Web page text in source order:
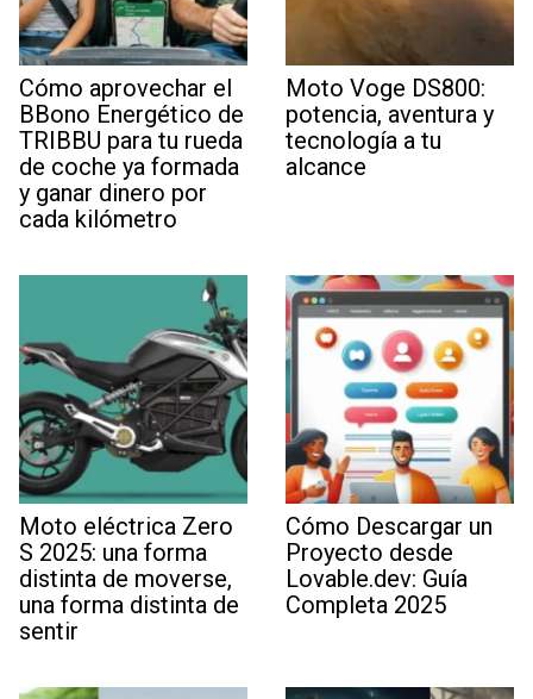
Cómo aprovechar el
BBono Energético de
TRIBBU para tu rueda
de coche ya formada
y ganar dinero por
cada kilómetro
Moto Voge DS800:
potencia, aventura y
tecnología a tu
alcance
Moto eléctrica Zero
S 2025: una forma
distinta de moverse,
una forma distinta de
sentir
Cómo Descargar un
Proyecto desde
Lovable.dev: Guía
Completa 2025